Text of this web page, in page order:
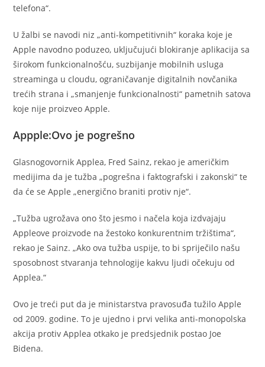
telefona“.
U žalbi se navodi niz „anti-kompetitivnih“ koraka koje je
Apple navodno poduzeo, uključujući blokiranje aplikacija sa
širokom funkcionalnošću, suzbijanje mobilnih usluga
streaminga u cloudu, ograničavanje digitalnih novčanika
trećih strana i „smanjenje funkcionalnosti“ pametnih satova
koje nije proizveo Apple.
Appple:Ovo je pogrešno
Glasnogovornik Applea, Fred Sainz, rekao je američkim
medijima da je tužba „pogrešna i faktografski i zakonski“ te
da će se Apple „energično braniti protiv nje“.
„Tužba ugrožava ono što jesmo i načela koja izdvajaju
Appleove proizvode na žestoko konkurentnim tržištima“,
rekao je Sainz. „Ako ova tužba uspije, to bi spriječilo našu
sposobnost stvaranja tehnologije kakvu ljudi očekuju od
Applea.“
Ovo je treći put da je ministarstva pravosuđa tužilo Apple
od 2009. godine. To je ujedno i prvi velika anti-monopolska
akcija protiv Applea otkako je predsjednik postao Joe
Bidena.